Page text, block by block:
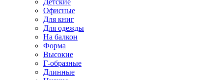
Детские
Офисные
Для книг
Для одежды
На балкон
Форма
Высокие
Г-образные
Длинные